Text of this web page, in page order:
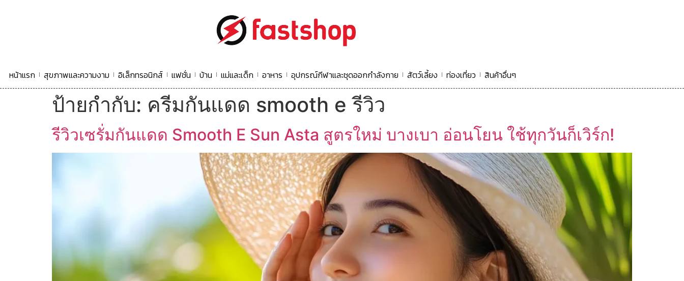
หน้าแรก สุขภาพและความงาม อิเล็กทรอนิกส์ แฟชั่น บ้าน แม่และเด็ก อาหาร อุปกรณ์กีฬาและชุดออกกำลังกาย สัตว์เลี้ยง ท่องเที่ยว สินค้าอื่นๆ
ป้ายกำกับ: ครีมกันแดด smooth e รีวิว
รีวิวเซรั่มกันแดด Smooth E Sun Asta สูตรใหม่ บางเบา อ่อนโยน ใช้ทุกวันก็เวิร์ก!